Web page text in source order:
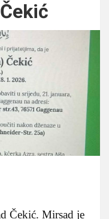
Čekić. Mirsad je